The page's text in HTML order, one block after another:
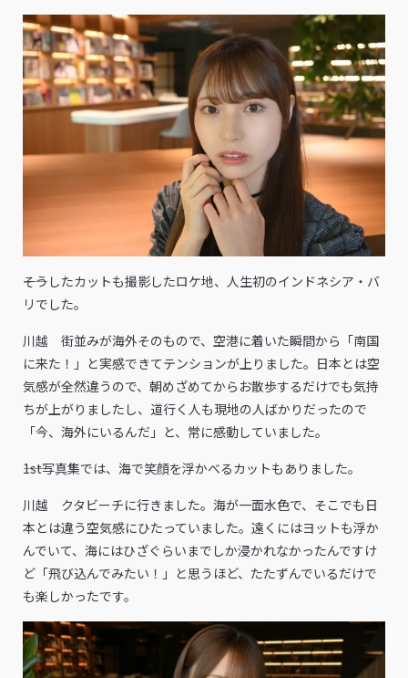
――そうしたカットも撮影したロケ地、人生初のインドネシア・バ
リでした。
川越 街並みが海外そのもので、空港に着いた瞬間から「南国
に来た！」と実感できてテンションが上りました。日本とは空
気感が全然違うので、朝めざめてからお散歩するだけでも気持
ちが上がりましたし、道行く人も現地の人ばかりだったので
「今、海外にいるんだ」と、常に感動していました。
――1st写真集では、海で笑顔を浮かべるカットもありました。
川越 クタビーチに行きました。海が一面水色で、そこでも日
本とは違う空気感にひたっていました。遠くにはヨットも浮か
んでいて、海にはひざぐらいまでしか浸かれなかったんですけ
ど「飛び込んでみたい！」と思うほど、たたずんでいるだけで
も楽しかったです。